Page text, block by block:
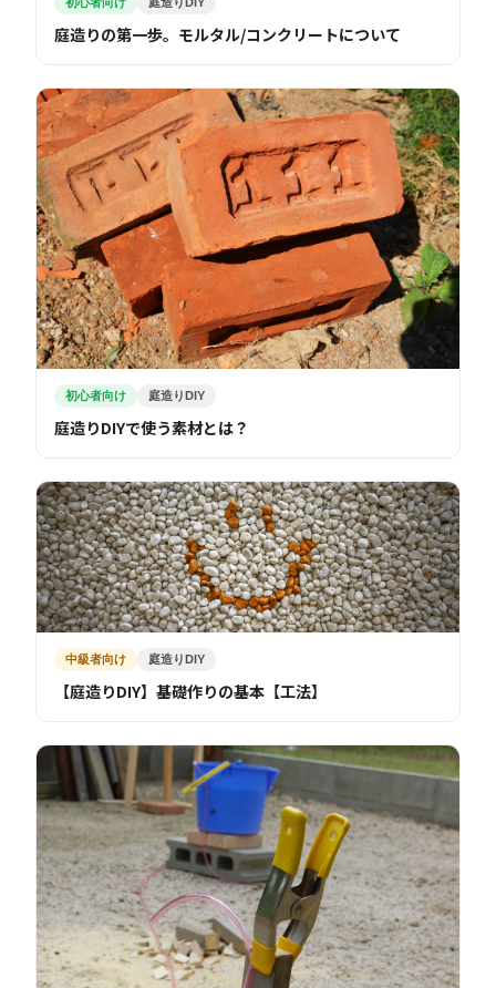
庭造りの第一歩。モルタル/コンクリートについて
初心者向け 庭造りDIY
庭造りDIYで使う素材とは？
中級者向け 庭造りDIY
【庭造りDIY】基礎作りの基本【工法】